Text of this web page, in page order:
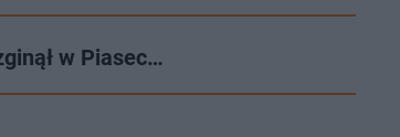
w Piasec…